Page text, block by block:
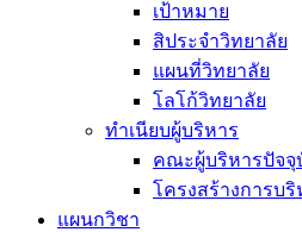
เป้าหมาย
สิประจำวิทยาลัย
แผนที่วิทยาลัย
โลโก้วิทยาลัย
ทำเนียบผู้บริหาร
คณะผู้บริหารปัจจุ
โครงสร้างการบริ
แผนกวิชา